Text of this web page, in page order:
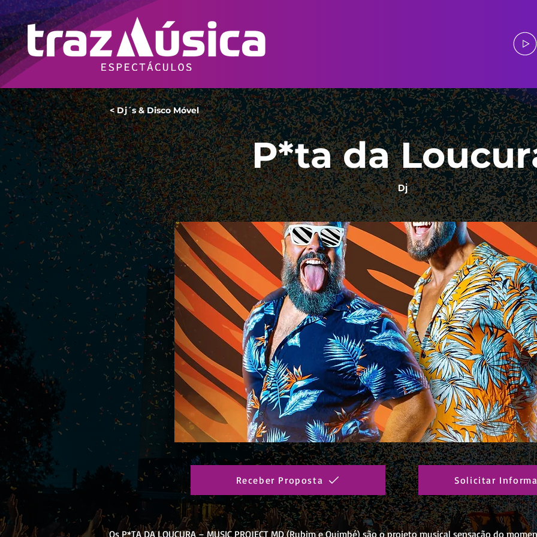
< Dj´s & Disco Móvel
P*ta da
Dj
Receber Proposta Solicitar
Os P*TA DA LOUCURA – MUSIC PROJECT MD (Rubim e Quimbé) são o projeto musical sensação do